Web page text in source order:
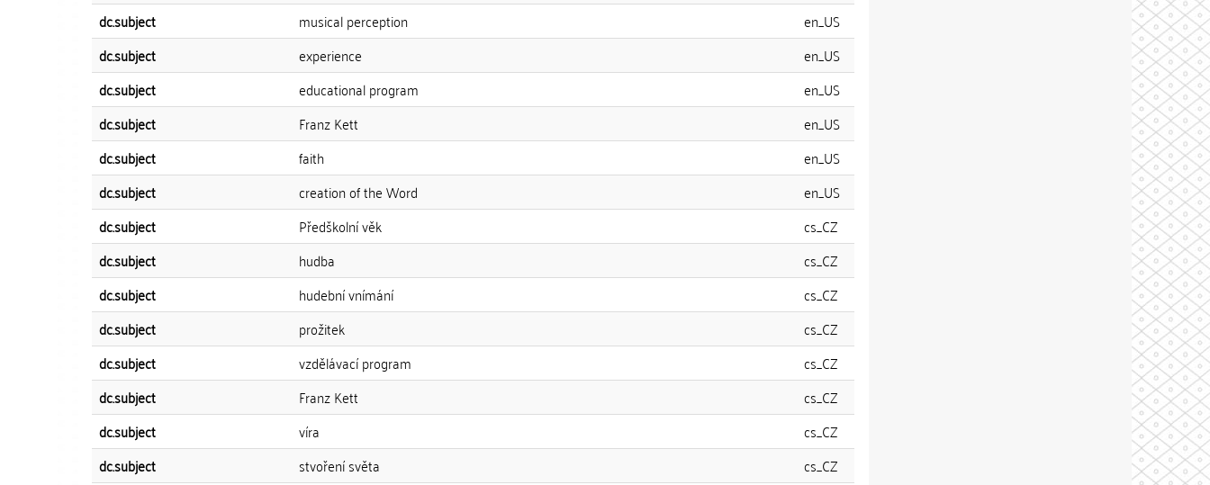
dc.subject
musical perception
en_US
dc.subject
experience
en_US
dc.subject
educational program
en_US
dc.subject
Franz Kett
en_US
dc.subject
faith
en_US
dc.subject
creation of the Word
en_US
dc.subject
Předškolní věk
cs_CZ
dc.subject
hudba
cs_CZ
dc.subject
hudební vnímání
cs_CZ
dc.subject
prožitek
cs_CZ
dc.subject
vzdělávací program
cs_CZ
dc.subject
Franz Kett
cs_CZ
dc.subject
víra
cs_CZ
dc.subject
stvoření světa
cs_CZ